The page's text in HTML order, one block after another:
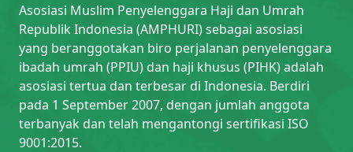
Asosiasi Muslim Penyelenggara Haji dan Umrah
Republik Indonesia (AMPHURI) sebagai asosiasi
yang beranggotakan biro perjalanan penyelenggara
ibadah umrah (PPIU) dan haji khusus (PIHK) adalah
asosiasi tertua dan terbesar di Indonesia. Berdiri
pada 1 September 2007, dengan jumlah anggota
terbanyak dan telah mengantongi sertifikasi ISO
9001:2015.